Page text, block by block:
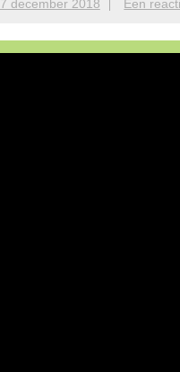
7 december 2018 Een